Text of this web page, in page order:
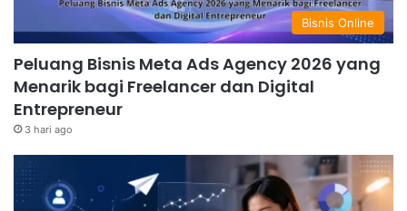
Bisnis Online
Peluang Bisnis Meta Ads Agency 2026 yang
Menarik bagi Freelancer dan Digital
Entrepreneur
3 hari ago